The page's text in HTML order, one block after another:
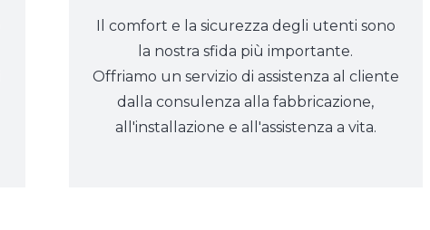
Il comfort e la sicurezza degli utenti sono
la nostra sfida più importante.
Offriamo un servizio di assistenza al cliente
dalla consulenza alla fabbricazione,
all'installazione e all'assistenza a vita.